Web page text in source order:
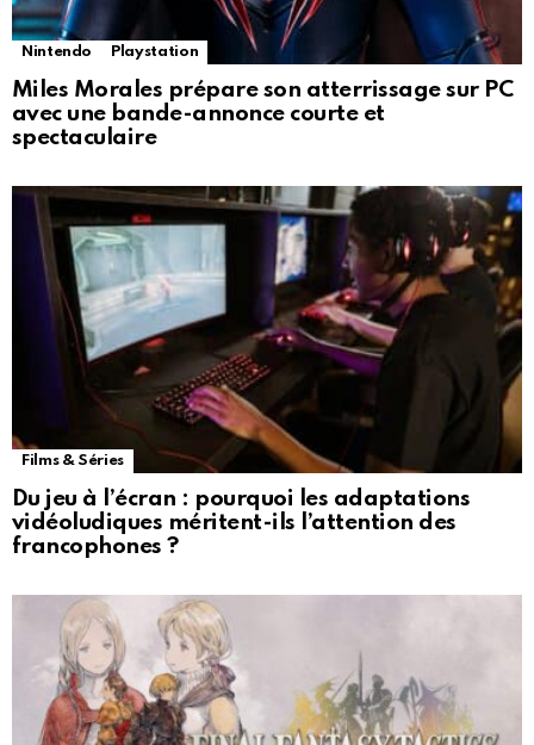
Nintendo Playstation
Miles Morales prépare son atterrissage sur PC
avec une bande-annonce courte et
spectaculaire
Films & Séries
Du jeu à l’écran : pourquoi les adaptations
vidéoludiques méritent-ils l’attention des
francophones ?